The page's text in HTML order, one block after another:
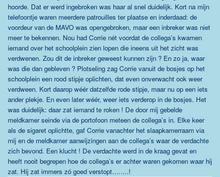
hoorde. Dat er werd ingebroken was haar al snel duidelijk. Kort na mijn
telefoontje waren meerdere patrouilles ter plaatse en inderdaad: de
voordeur van de MAVO was opengebroken, maar een inbreker was niet
meer te bekennen. Nou had Corrie nét voordat de collega’s kwamen
iemand over het schoolplein zien lopen die ineens uit het zicht was
verdwenen. Zou dit de inbreker geweest kunnen zijn ? En zo ja, waar
was die dan gebleven ? Plotseling zag Corrie vanuit de bosjes op het
schoolplein een rood stipje oplichten, dat even onverwacht ook weer
verdween. Kort daarop wéér datzelfde rode stipje, maar nu op een iets
ander plekje. En even later wéér, weer iets verderop in de bosjes. Het
was duidelijk: daar zat iemand te roken ! De door mij gebelde
meldkamer seinde via de portofoon meteen de collega’s in. Elke keer
als de sigaret oplichtte, gaf Corrie vanachter het slaapkamerraam via
mij en de meldkamer aanwijzingen aan de collega’s waar de verdachte
zich bevond. Een klucht ! De verdachte werd in de kraag gevat en
heeft nooit begrepen hoe de collega’s er achter waren gekomen waar hij
zat. Hij zat immers zó goed verstopt……..!